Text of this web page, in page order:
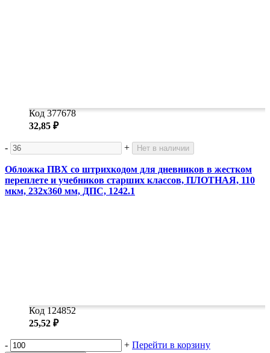
Код 377678
32,85 ₽
- + Нет в наличии
Обложка ПВХ со штрихкодом для дневников в жестком
переплете и учебников старших классов, ПЛОТНАЯ, 110
мкм, 232х360 мм, ДПС, 1242.1
Код 124852
25,52 ₽
- + Перейти в корзину